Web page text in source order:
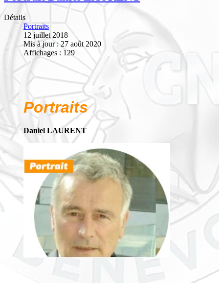
Détails
Portraits
12 juillet 2018
Mis à jour : 27 août 2020
Affichages : 129
Portraits
Daniel LAURENT